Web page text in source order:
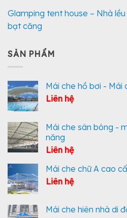
Glamping tent house – Nhà
bạt căng
SẢN PHẨM
Mái che hồ bơi - Mái
Liên hệ
Mái che sân bóng -
năng
Liên hệ
Mái che chữ A cao
Liên hệ
Mái che hiên nhà di